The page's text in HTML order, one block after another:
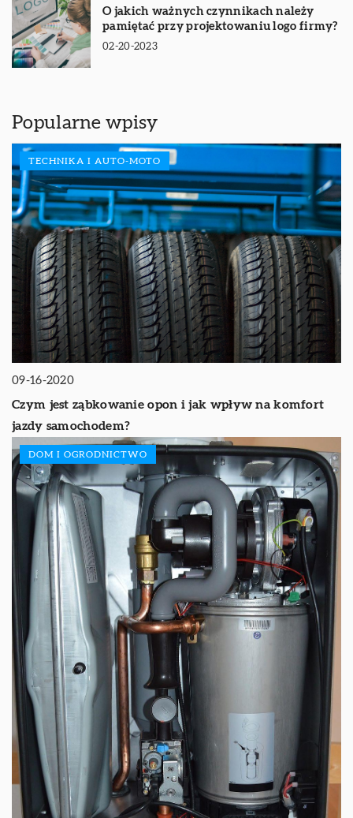
O jakich ważnych czynnikach należy
pamiętać przy projektowaniu logo firmy?
02-20-2023
Popularne wpisy
TECHNIKA I AUTO-MOTO
09-16-2020
Czym jest ząbkowanie opon i jak wpływ na komfort
jazdy samochodem?
DOM I OGRODNICTWO